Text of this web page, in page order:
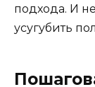
подхода. И
усугубить